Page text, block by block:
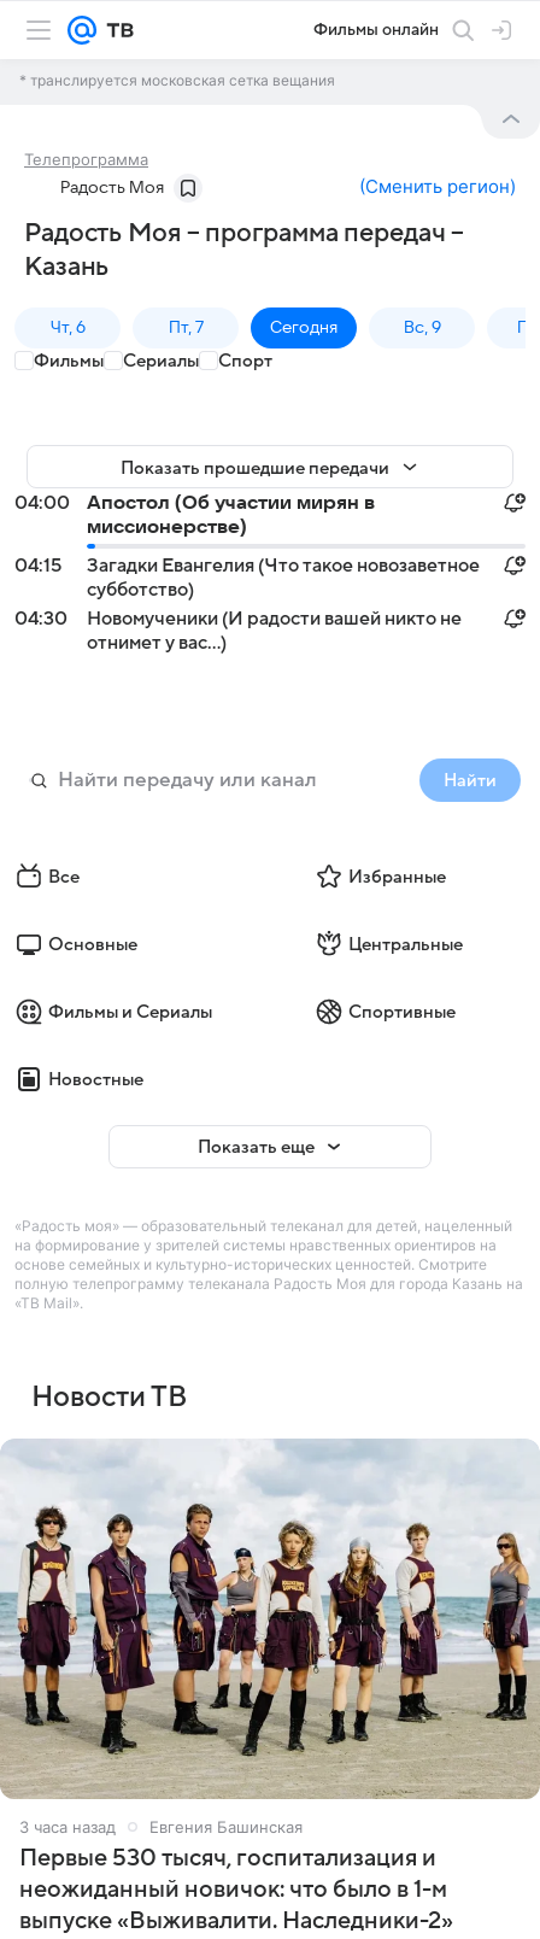
Фильмы онлайн
* транслируется московская сетка вещания
Телепрограмма
Радость Моя (Сменить регион)
Радость Моя – программа передач –
Казань
Чт, 6 Пт, 7 Сегодня Вс, 9
Фильмы Сериалы Спорт
Показать прошедшие передачи
04:00
Апостол (Об участии мирян в
миссионерстве)
04:15
Загадки Евангелия (Что такое новозаветное
субботство)
04:30
Новомученики (И радости вашей никто не
отнимет у вас...)
Найти
Все Избранные
Основные Центральные
Фильмы и Сериалы Спортивные
Новостные
Показать еще
«Радость моя» — образовательный телеканал для детей, нацеленный
на формирование у зрителей системы нравственных ориентиров на
основе семейных и культурно-исторических ценностей. Смотрите
полную телепрограмму телеканала Радость Моя для города Казань на
«ТВ Mail».
Новости ТВ
3 часа назад Евгения Башинская
Первые 530 тысяч, госпитализация и
неожиданный новичок: что было в 1-м
выпуске «Выживалити. Наследники-2»